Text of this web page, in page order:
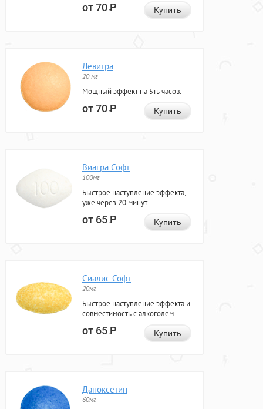
от 70Р Купить
Левитра
20 мг
Мощный эффект на 5ть часов.
от 70Р Купить
Виагра Софт
100мг
Быстрое наступление эффекта,
уже через 20 минут.
от 65Р Купить
Сиалис Софт
20мг
Быстрое наступление эффекта и
совместимость с алкоголем.
от 65Р Купить
Дапоксетин
60мг